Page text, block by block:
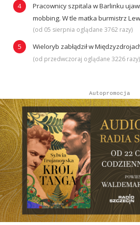
Pracownicy szpitala w Barlinku
mobbing. W tle matka burmistrz
(od 05 sierpnia oglądane 3762 razy)
Wieloryb zabłądził w
(od przedwczoraj oglądane 3226 razy)
Autopromocja